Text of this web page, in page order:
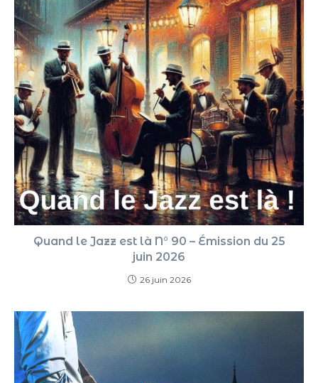
Quand le Jazz est là N° 90 – Émission du 25
juin 2026
26 juin 2026